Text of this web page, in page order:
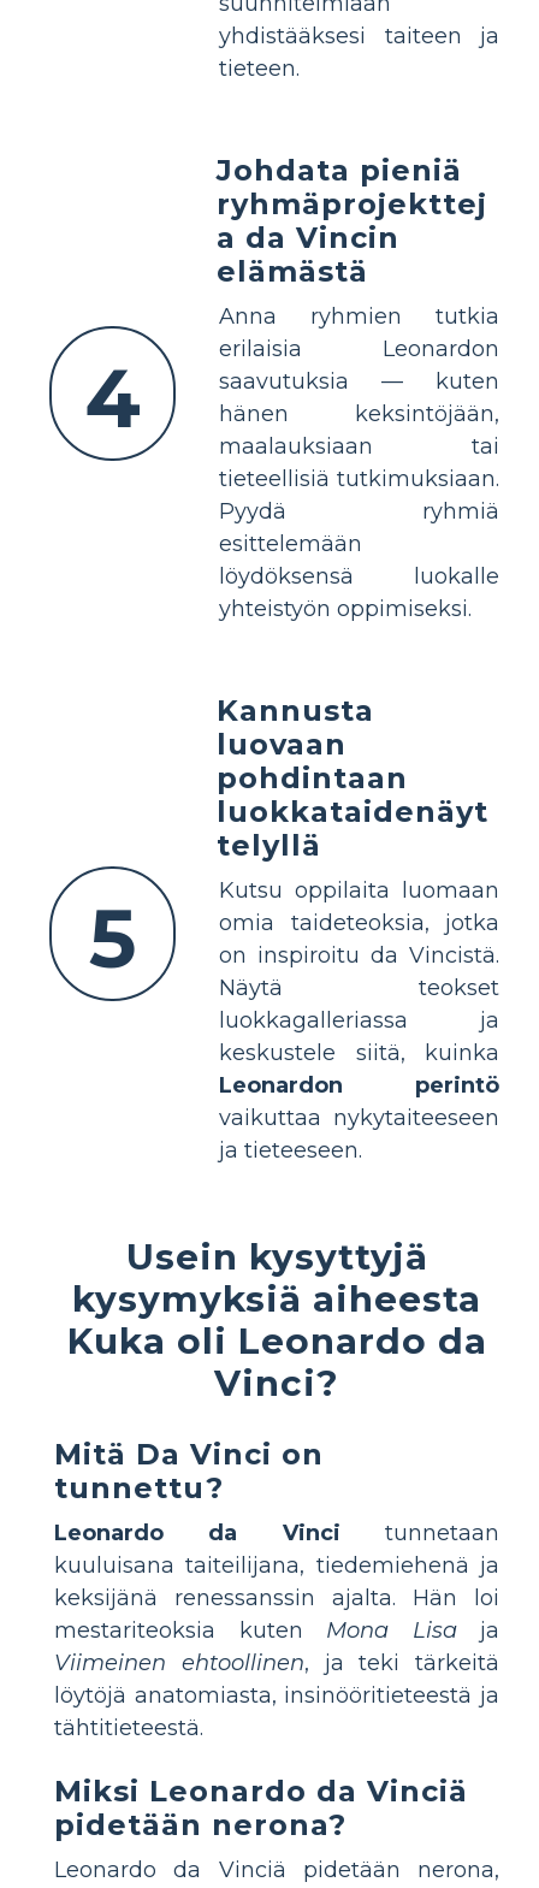
yhdistääksesi taiteen ja
tieteen.
4
Johdata pieniä
ryhmäprojekttej
a da Vincin
elämästä
Anna ryhmien tutkia
erilaisia Leonardon
saavutuksia — kuten
hänen keksintöjään,
maalauksiaan tai
tieteellisiä tutkimuksiaan.
Pyydä ryhmiä
esittelemään
löydöksensä luokalle
yhteistyön oppimiseksi.
5
Kannusta
luovaan
pohdintaan
luokkataidenäyt
telyllä
Kutsu oppilaita luomaan
omia taideteoksia, jotka
on inspiroitu da Vincistä.
Näytä teokset
luokkagalleriassa ja
keskustele siitä, kuinka
Leonardon perintö
vaikuttaa nykytaiteeseen
ja tieteeseen.
Usein kysyttyjä
kysymyksiä aiheesta
Kuka oli Leonardo da
Vinci?
Mitä Da Vinci on
tunnettu?
Leonardo da Vinci tunnetaan
kuuluisana taiteilijana, tiedemiehenä ja
keksijänä renessanssin ajalta. Hän loi
mestariteoksia kuten Mona Lisaja
Viimeinen ehtoollinen, ja teki tärkeitä
löytöjä anatomiasta, insinööritieteestä ja
tähtitieteestä.
Miksi Leonardo da Vinciä
pidetään nerona?
Leonardo da Vinciä pidetään nerona,